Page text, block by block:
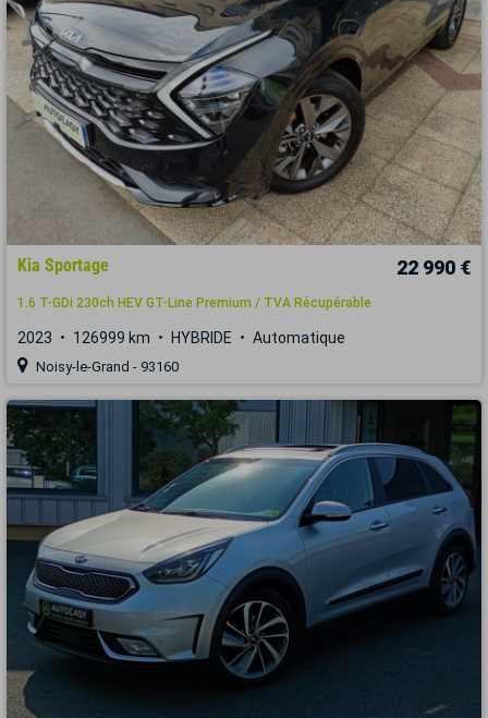
Kia Sportage 22 990 €
1.6 T-GDi 230ch HEV GT-Line Premium / TVA Récupérable
2023 126999 km HYBRIDE Automatique
Noisy-le-Grand - 93160